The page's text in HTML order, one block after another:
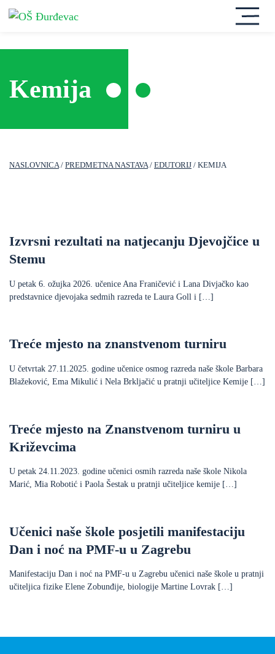
Kemija
NASLOVNICA/ PREDMETNA NASTAVA/ EDUTORIJ / KEMIJA
Izvrsni rezultati na natjecanju Djevojčice u
Stemu
U petak 6. ožujka 2026. učenice Ana Franičević i Lana Divjačko kao
predstavnice djevojaka sedmih razreda te Laura Goll i […]
Treće mjesto na znanstvenom turniru
U četvrtak 27.11.2025. godine učenice osmog razreda naše škole Barbara
Blažeković, Ema Mikulić i Nela Brkljačić u pratnji učiteljice Kemije […]
Treće mjesto na Znanstvenom turniru u
Križevcima
U petak 24.11.2023. godine učenici osmih razreda naše škole Nikola
Marić, Mia Robotić i Paola Šestak u pratnji učiteljice kemije […]
Učenici naše škole posjetili manifestaciju
Dan i noć na PMF-u u Zagrebu
Manifestaciju Dan i noć na PMF-u u Zagrebu učenici naše škole u pratnji
učiteljica fizike Elene Zobunđije, biologije Martine Lovrak […]